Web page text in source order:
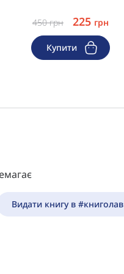
450грн 225 грн
Купити
Видати книгу в #книголав